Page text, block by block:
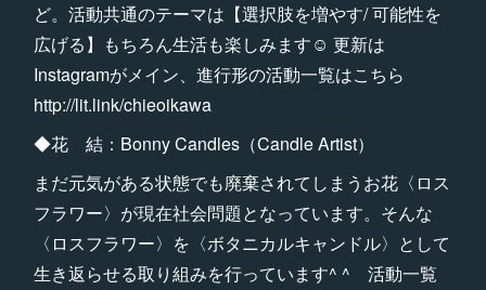
ど。活動共通のテーマは【選択肢を増やす/ 可能性を
広げる】もちろん生活も楽しみます☺︎ 更新は
Instagramがメイン、進行形の活動一覧はこちら
http://lit.link/chieoikawa
◆花 結：Bonny Candles（Candle Artist）
まだ元気がある状態でも廃棄されてしまうお花〈ロス
フラワー〉が現在社会問題となっています。そんな
〈ロスフラワー〉を〈ボタニカルキャンドル〉として
生き返らせる取り組みを行っています^ ^ 活動一覧